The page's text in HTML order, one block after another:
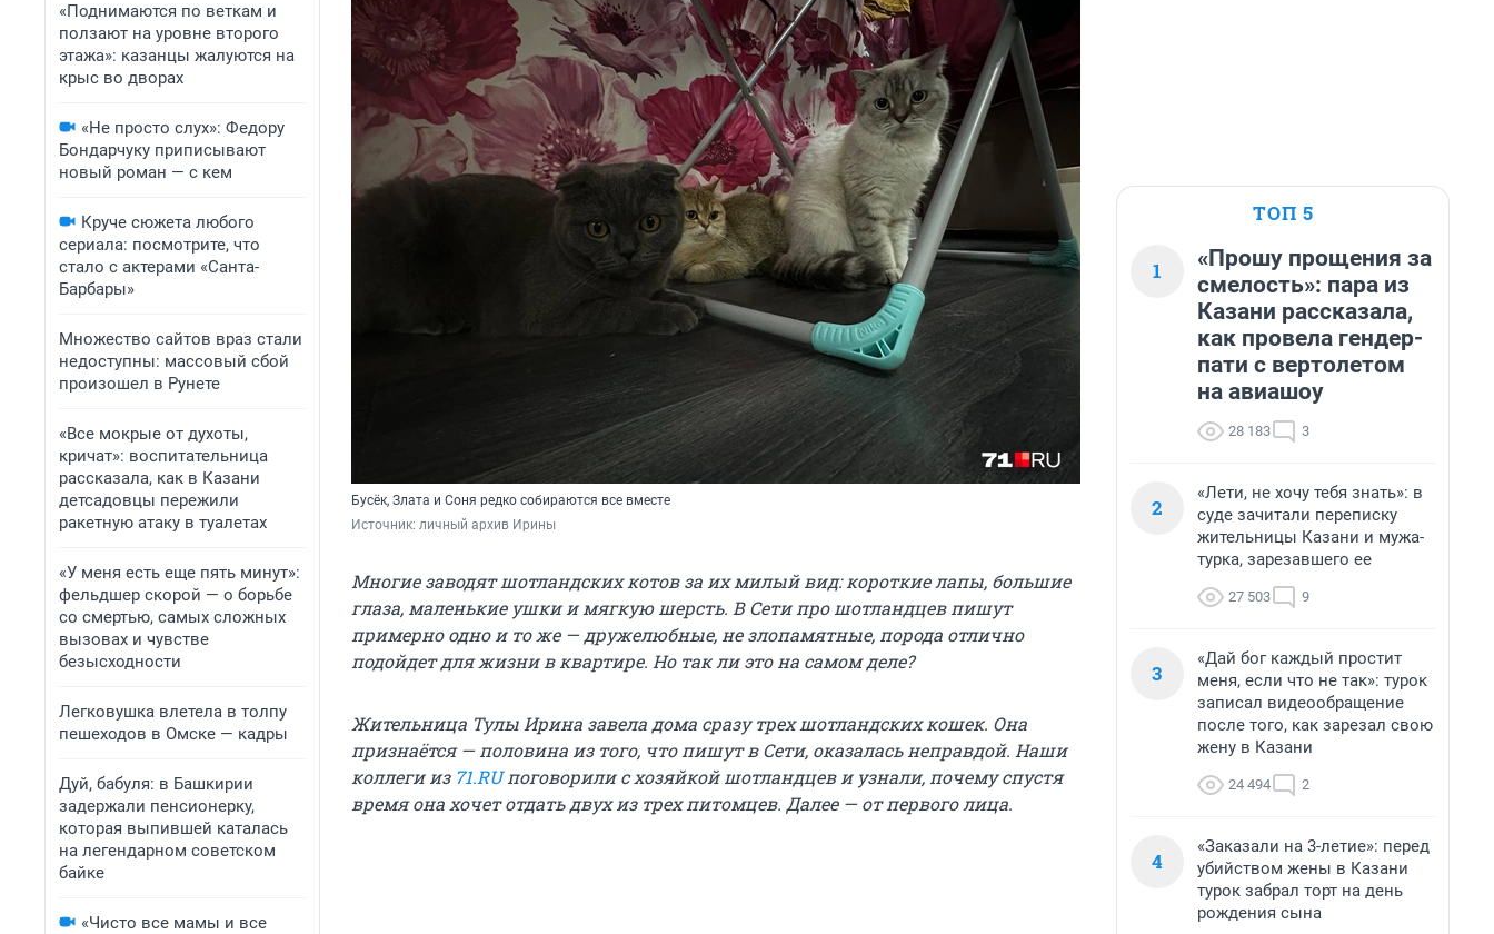
«Поднимаются по веткам и
ползают на уровне второго
этажа»: казанцы жалуются на
крыс во дворах
«Не просто слух»: Федору
Бондарчуку приписывают
новый роман — с кем
Круче сюжета любого
сериала: посмотрите, что
стало с актерами «Санта-
Барбары»
Множество сайтов враз стали
недоступны: массовый сбой
произошел в Рунете
«Все мокрые от духоты,
кричат»: воспитательница
рассказала, как в Казани
детсадовцы пережили
ракетную атаку в туалетах
«У меня есть еще пять минут»:
фельдшер скорой — о борьбе
со смертью, самых сложных
вызовах и чувстве
безысходности
Легковушка влетела в толпу
пешеходов в Омске — кадры
Дуй, бабуля: в Башкирии
задержали пенсионерку,
которая выпившей каталась
на легендарном советском
байке
«Чисто все мамы и все
Бусёк, Злата и Соня редко собираются все вместе
Источник: личный архив Ирины
Многие заводят шотландских котов за их милый вид: короткие лапы, большие
глаза, маленькие ушки и мягкую шерсть. В Сети про шотландцев пишут
примерно одно и то же — дружелюбные, не злопамятные, порода отлично
подойдет для жизни в квартире. Но так ли это на самом деле?
Жительница Тулы Ирина завела дома сразу трех шотландских кошек. Она
признаётся — половина из того, что пишут в Сети, оказалась неправдой. Наши
коллеги из 71.RUпоговорили с хозяйкой шотландцев и узнали, почему спустя
время она хочет отдать двух из трех питомцев. Далее — от первого лица.
ТОП 5
1
«Прошу прощения за
смелость»: пара из
Казани рассказала,
как провела гендер-
пати с вертолетом
на авиашоу
28 183 3
2
«Лети, не хочу тебя знать»: в
суде зачитали переписку
жительницы Казани и мужа-
турка, зарезавшего ее
27 503 9
3
«Дай бог каждый простит
меня, если что не так»: турок
записал видеообращение
после того, как зарезал свою
жену в Казани
24 494 2
4
«Заказали на 3-летие»: перед
убийством жены в Казани
турок забрал торт на день
рождения сына